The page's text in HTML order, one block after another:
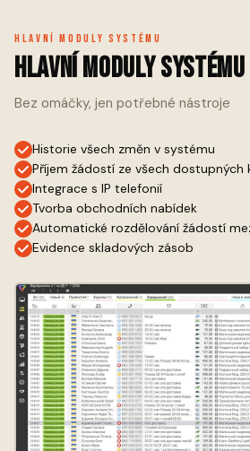
Hlavní moduly systému
Hlavní moduly systému
Bez omáčky, jen potřebné nástroje
Historie všech změn v systému
Příjem žádostí ze všech dostupných
Integrace s IP telefonií
Tvorba obchodních nabídek
Automatické rozdělování žádostí
Evidence skladových zásob